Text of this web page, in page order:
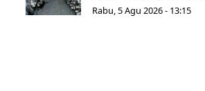
Rabu, 5 Agu 2026 - 13:15